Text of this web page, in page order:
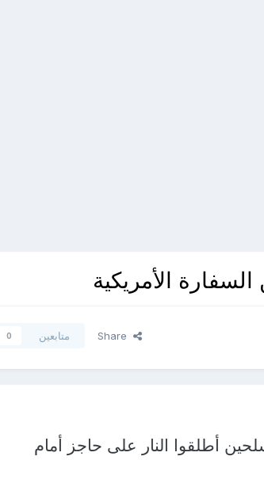
Share متابعين 0
أطلقوا النار على حاجز أمام